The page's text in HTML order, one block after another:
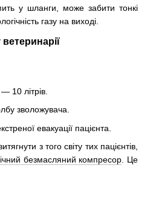
у шланги, може забити тонкі
газу на виході.
10 літрів.
зволожувача.
евакуації пацієнта.
з того світу тих пацієнтів,
безмасляний компресор . Це